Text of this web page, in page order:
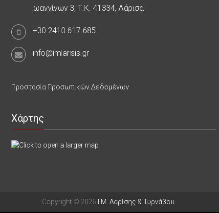
Ιωαννίνων 3, Τ.Κ. 41334, Λάρισα
+30.2410.617.685
info@imlarisis.gr
Προστασία Προσωπικών Δεδομένων
Χάρτης
Copyright © 2026 Ι.Μ. Λαρίσης & Τυρνάβου